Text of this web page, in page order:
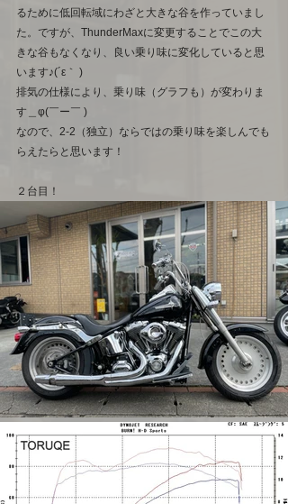
るために低回転域にわざと大きな谷を作っていまし
た。ですが、ThunderMaxに変更することでこの大
きな谷もなくなり、良い乗り味に変化していると思
います♪(´ε｀ )
排気の仕様により、乗り味（グラフも）が変わりま
す＿φ(￣ー￣ )
なので、2-2（独立）ならではの乗り味を楽しんでも
らえたらと思います！
２台目！